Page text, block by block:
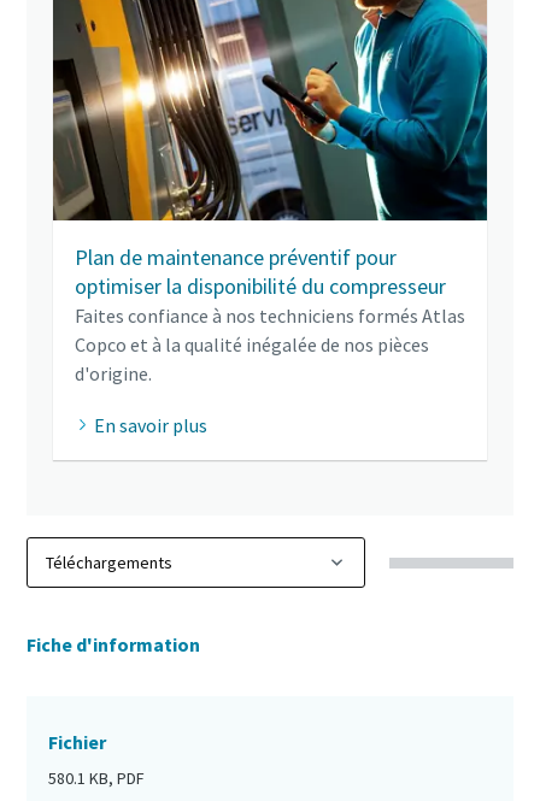
Plan de maintenance préventif pour
optimiser la disponibilité du compresseur
Faites confiance à nos techniciens formés Atlas
Copco et à la qualité inégalée de nos pièces
d'origine.
En savoir plus
Fiche d'information
Fichier
580.1 KB, PDF